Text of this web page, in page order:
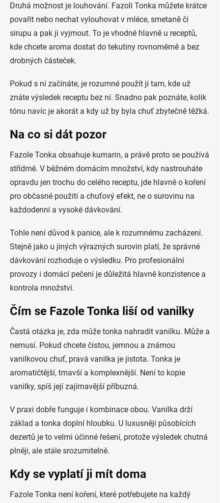
Druhá možnost je louhování. Fazoli Tonka můžete krátce
povařit nebo nechat vylouhovat v mléce, smetaně či
sirupu a pak ji vyjmout. To je vhodné hlavně u receptů,
kde chcete aroma dostat do tekutiny rovnoměrně a bez
drobných částeček.
Pokud s ní začínáte, je rozumné použít ji tam, kde už
znáte výsledek receptu bez ní. Snadno pak poznáte, kolik
tónu navíc je akorát a kdy už by byla chuť zbytečně těžká.
Na co si dát pozor
Fazole Tonka obsahuje kumarin, a právě proto se používá
střídmě. V běžném domácím množství, kdy nastrouháte
opravdu jen trochu do celého receptu, jde hlavně o koření
pro občasné použití a chuťový efekt, ne o surovinu na
každodenní a vysoké dávkování.
Tohle není důvod k panice, ale k rozumnému zacházení.
Stejně jako u jiných výrazných surovin platí, že správné
dávkování rozhoduje o výsledku. Pro profesionální
provozy i domácí pečení je důležitá hlavně konzistence a
kontrola množství.
Čím se Fazole Tonka liší od vanilky
Častá otázka je, zda může tonka nahradit vanilku. Může a
nemusí. Pokud chcete čistou, jemnou a známou
vanilkovou chuť, pravá vanilka je jistota. Tonka je
aromatičtější, tmavší a komplexnější. Není to kopie
vanilky, spíš její zajímavější příbuzná.
V praxi dobře funguje i kombinace obou. Vanilka drží
základ a tonka doplní hloubku. U luxusněji působících
dezertů je to velmi účinné řešení, protože výsledek chutná
plněji, ale stále srozumitelně.
Kdy se vyplatí ji mít doma
Fazole Tonka není koření, které potřebujete na každý